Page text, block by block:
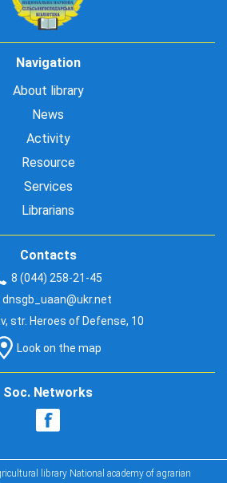
Navigation
About library
News
Activity
Resource
Services
Librarians
Contacts
8 (044) 258-21-45
dnsgb_uaan@ukr.net
str. Heroes of Defense, 10
Look on the map
Soc. Networks
library National academy of agrarian